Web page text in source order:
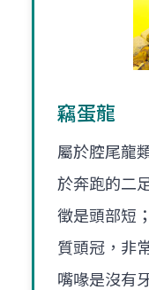
竊蛋龍
屬於腔尾龍
於奔跑的二
徵是頭部短
質頭冠，非
嘴喙是沒有